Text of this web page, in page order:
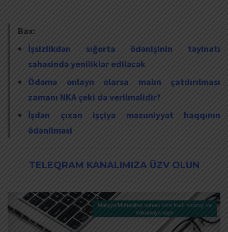
Bax:
İşsizlikdən sığorta ödənişinin təyinatı
sahəsində yeniliklər ediləcək
Ödəmə onlayn olarsa malın çatdırılması
zamanı NKA çeki də verilməlidir?
İşdən çıxan işçiyə məzuniyyət haqqının
ödənilməsi
TELEQRAM KANALIMIZA ÜZV OLUN